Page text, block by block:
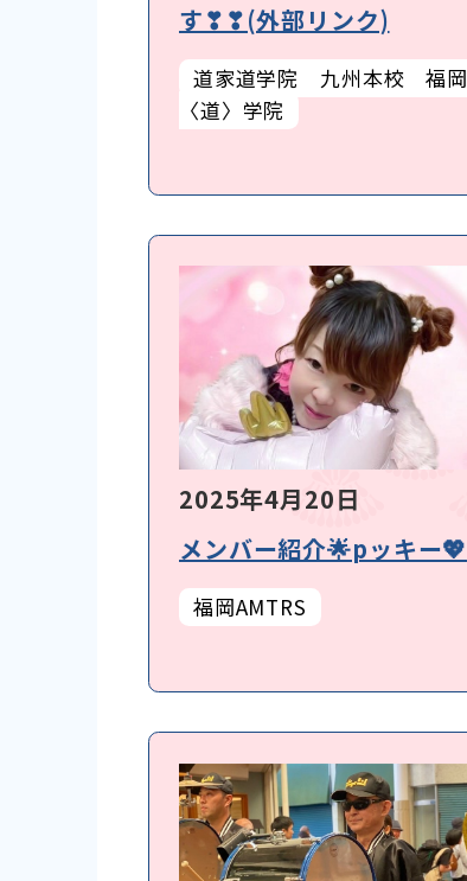
す❣❣(外部リンク)
道家道学院 九州本校 福岡
〈道〉学院
2025年4月20日
メンバー紹介🌟pッキー💖
福岡AMTRS